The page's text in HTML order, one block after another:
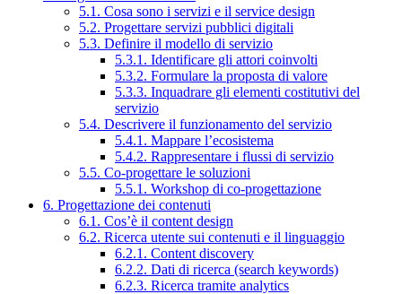
5.1. Cosa sono i servizi e il service design
5.2. Progettare servizi pubblici digitali
5.3. Definire il modello di servizio
5.3.1. Identificare gli attori coinvolti
5.3.2. Formulare la proposta di valore
5.3.3. Inquadrare gli elementi costitutivi del
servizio
5.4. Descrivere il funzionamento del servizio
5.4.1. Mappare l’ecosistema
5.4.2. Rappresentare i flussi di servizio
5.5. Co-progettare le soluzioni
5.5.1. Workshop di co-progettazione
6. Progettazione dei contenuti
6.1. Cos’è il content design
6.2. Ricerca utente sui contenuti e il linguaggio
6.2.1. Content discovery
6.2.2. Dati di ricerca (search keywords)
6.2.3. Ricerca tramite analytics